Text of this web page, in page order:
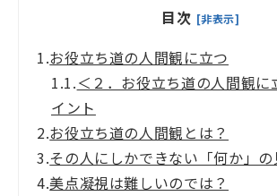
目次 [非表示]
1.お役立ち道の人間観に立つ
1.1.＜２．お役立ち道の人間観に
イント
2.お役立ち道の人間観とは？
3.その人にしかできない「何か」
4.美点凝視は難しいのでは？